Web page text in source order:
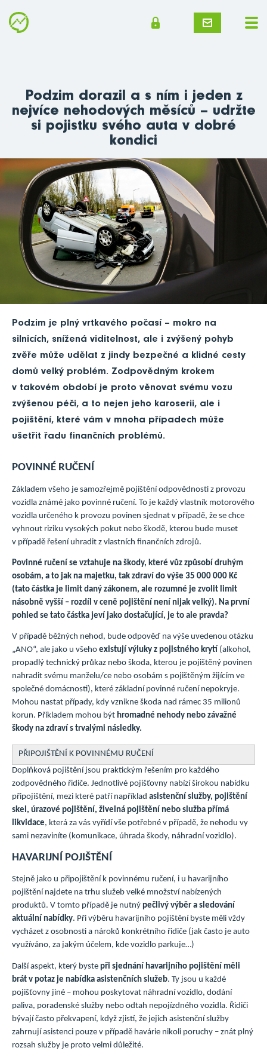
Podzim dorazil a s ním i jeden z
nejvíce nehodových měsíců – udržte
si pojistku svého auta v dobré
kondici
Podzim je plný vrtkavého počasí – mokro na
silnicích, snížená viditelnost, ale i zvýšený pohyb
zvěře může udělat z jindy bezpečné a klidné cesty
domů velký problém. Zodpovědným krokem
v takovém období je proto věnovat svému vozu
zvýšenou péči, a to nejen jeho karoserii, ale i
pojištění, které vám v mnoha případech může
ušetřit řadu finančních problémů.
POVINNÉ RUČENÍ
Základem všeho je samozřejmě pojištění odpovědnosti z provozu
vozidla známé jako povinné ručení. To je každý vlastník motorového
vozidla určeného k provozu povinen sjednat v případě, že se chce
vyhnout riziku vysokých pokut nebo škodě, kterou bude muset
v případě řešení uhradit z vlastních finančních zdrojů.
Povinné ručení se vztahuje na škody, které vůz způsobí druhým
osobám, a to jak na majetku, tak zdraví do výše 35 000 000 Kč
(tato částka je limit daný zákonem, ale rozumné je zvolit limit
násobně vyšší – rozdíl v ceně pojištění není nijak velký). Na první
pohled se tato částka jeví jako dostačující, je to ale pravda?
V případě běžných nehod, bude odpověď na výše uvedenou otázku
„ANO“, ale jako u všeho existují výluky z pojistného krytí (alkohol,
propadlý technický průkaz nebo škoda, kterou je pojištěný povinen
nahradit svému manželu/ce nebo osobám s pojištěným žijícím ve
společné domácnosti), které základní povinné ručení nepokryje.
Mohou nastat případy, kdy vznikne škoda nad rámec 35 milionů
korun. Příkladem mohou být hromadné nehody nebo závažné
škody na zdraví s trvalými následky.
PŘIPOJIŠTĚNÍ K POVINNÉMU RUČENÍ
Doplňková pojištění jsou praktickým řešením pro každého
zodpovědného řidiče. Jednotlivé pojišťovny nabízí širokou nabídku
připojištění, mezi které patří například asistenční služby, pojištění
skel, úrazové pojištění, živelná pojištění nebo služba přímá
likvidace, která za vás vyřídí vše potřebné v případě, že nehodu vy
sami nezaviníte (komunikace, úhrada škody, náhradní vozidlo).
HAVARIJNÍ POJIŠTĚNÍ
Stejně jako u připojištění k povinnému ručení, i u havarijního
pojištění najdete na trhu služeb velké množství nabízených
produktů. V tomto případě je nutný pečlivý výběr a sledování
aktuální nabídky. Při výběru havarijního pojištění byste měli vždy
vycházet z osobnosti a nároků konkrétního řidiče (jak často je auto
využíváno, za jakým účelem, kde vozidlo parkuje…)
Další aspekt, který byste při sjednání havarijního pojištění měli
brát v potaz je nabídka asistenčních služeb. Ty jsou u každé
pojišťovny jiné – mohou poskytovat náhradní vozidlo, dodání
paliva, poradenské služby nebo odtah nepojízdného vozidla. Řidiči
bývají často překvapení, když zjistí, že jejich asistenční služby
zahrnují asistenci pouze v případě havárie nikoli poruchy – znát plný
rozsah služby je proto velmi důležité.